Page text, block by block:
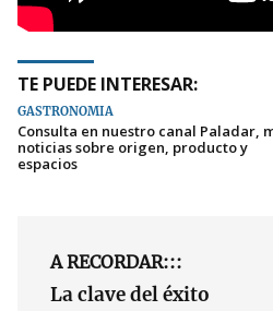
TE PUEDE INTERESAR:
GASTRONOMÍA
Consulta en nuestro canal Paladar,
noticias sobre origen, producto y
espacios
A RECORDAR:::
La clave del éxito